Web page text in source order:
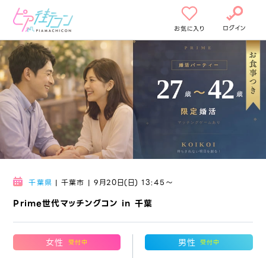
お気に入り ログイン
Prime世代マッチングコン in 千葉
千葉県 | 千葉市 | 9月20日(日) 13:45〜
女性 受付中 男性 受付中